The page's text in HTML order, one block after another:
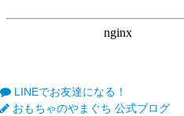
LINEでお友達になる！
おもちゃのやまぐち 公式ブログ